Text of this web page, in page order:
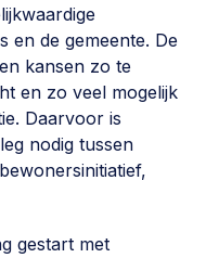
>
en de gemeente. De
kansen zo te
en zo veel mogelijk
Daarvoor is
nodig tussen
gestart met